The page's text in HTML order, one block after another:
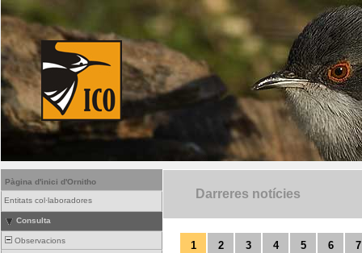
Pàgina d'inici d'Ornitho
Entitats col·laboradores
Consulta
Observacions
Darreres notícies
1 2 3 4 5 6 7